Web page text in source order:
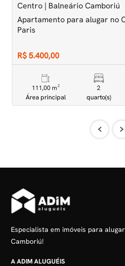
Centro | Balneário Camboriú
Apartamento para alugar no
Paris
R$ 5.400,00
111,00 m²
Área principal
2
quarto(s)
‹ ›
Especialista em imóveis para
Camboriú!
A ADIM ALUGUÉIS